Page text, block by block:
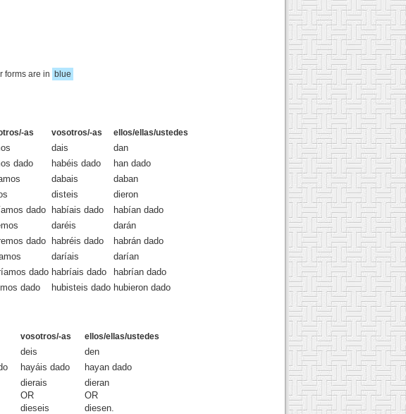
forms are in blue
as vosotros/-as ellos/ellas/ustedes
dais
dan
dado habéis dado
han dado
dabais
daban
disteis
dieron
dado habíais dado
habían dado
daréis
darán
dado habréis dado
habrán dado
daríais
darían
dado habríais dado
habrían dado
dado hubisteis dado hubieron dado
vosotros/-as ellos/ellas/ustedes
deis
den
hayáis dado hayan dado
dierais
OR
dieseis
dieran
OR
diesen.